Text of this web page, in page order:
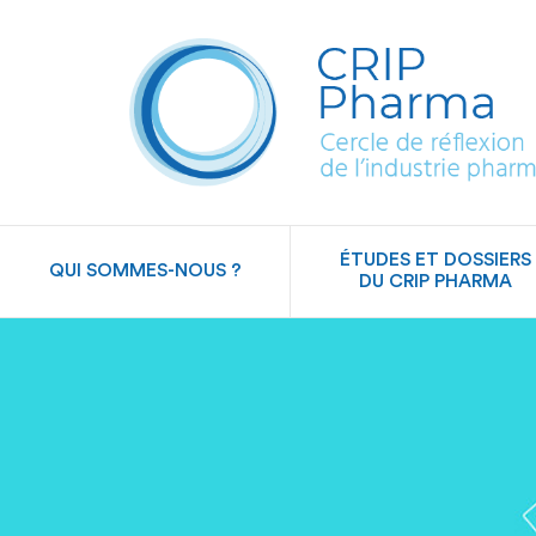
QUI SOMMES-NOUS ?
ÉTUDES ET DOSSIERS
DU CRIP PHARMA